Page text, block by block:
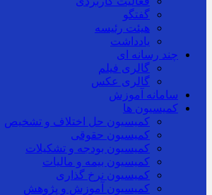
گفتگو
هیئت رئیسه
یادداشت
چند رسانه ای
گالری فیلم
گالری عکس
سامانه آموزش
کمیسیون ها
کمیسیون حل اختلاف و تشخیص
کمیسیون حقوقی
کمیسیون بودجه و تشکیلات
کمیسیون بیمه و مالیات
کمیسیون نرخ گذاری
کمیسیون آموزش و پژوهش